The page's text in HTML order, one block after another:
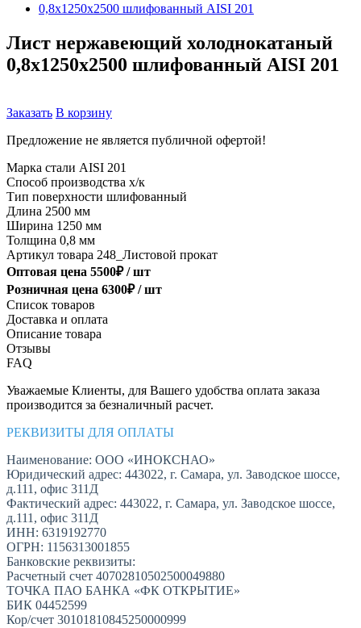
0,8х1250х2500 шлифованный AISI 201
Лист нержавеющий холоднокатаный
0,8х1250х2500 шлифованный AISI 201
Заказать В корзину
Предложение не является публичной офертой!
Марка стали AISI 201
Способ производства х/к
Тип поверхности шлифованный
Длина 2500 мм
Ширина 1250 мм
Толщина 0,8 мм
Артикул товара 248_Листовой прокат
Оптовая цена 5500₽ /шт
Розничная цена 6300₽ /шт
Список товаров
Доставка и оплата
Описание товара
Отзывы
FAQ
Уважаемые Клиенты, для Вашего удобства оплата заказа
производится за безналичный расчет.
РЕКВИЗИТЫ ДЛЯ ОПЛАТЫ
Наименование: ООО «ИНОКСНАО»
Юридический адрес: 443022, г. Самара, ул. Заводское шоссе,
д.111, офис 311Д
Фактический адрес: 443022, г. Самара, ул. Заводское шоссе,
д.111, офис 311Д
ИНН: 6319192770
ОГРН: 1156313001855
Банковские реквизиты:
Расчетный счет 40702810502500049880
ТОЧКА ПАО БАНКА «ФК ОТКРЫТИЕ»
БИК 04452599
Кор/счет 30101810845250000999